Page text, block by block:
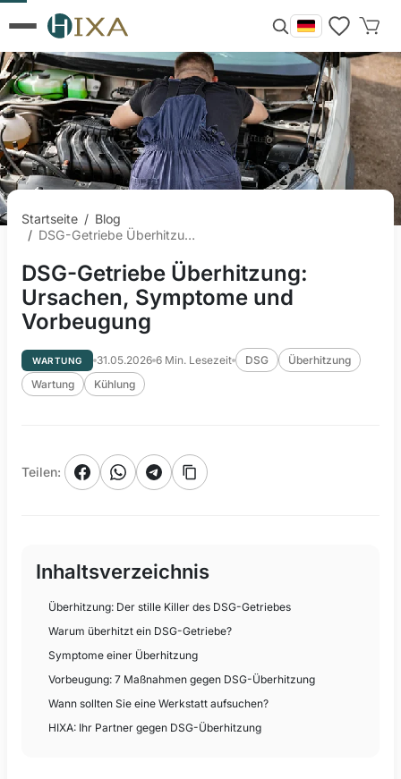
Startseite / Blog
/
DSG-Getriebe Überhitzung: Ursachen, Symptome und Vorbeugung
DSG-Getriebe Überhitzung:
Ursachen, Symptome und
Vorbeugung
WARTUNG 31.05.2026 6 Min. Lesezeit DSG
Überhitzung
Wartung
Kühlung
Teilen:
Inhaltsverzeichnis
Überhitzung: Der stille Killer des DSG-Getriebes
Warum überhitzt ein DSG-Getriebe?
Symptome einer Überhitzung
Vorbeugung: 7 Maßnahmen gegen DSG-Überhitzung
Wann sollten Sie eine Werkstatt aufsuchen?
HIXA: Ihr Partner gegen DSG-Überhitzung